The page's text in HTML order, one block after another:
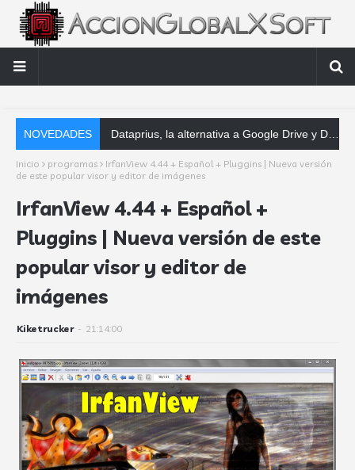
NOVEDADES Dataprius, la alternativa a Google Drive y Dropbox que las empresas deberían conocer
Inicio programas
IrfanView 4.44 + Español + Pluggins | Nueva versión
de este popular visor y editor de imágenes
IrfanView 4.44 + Español +
Pluggins | Nueva versión de este
popular visor y editor de
imágenes
Kiketrucker - 21:14:00